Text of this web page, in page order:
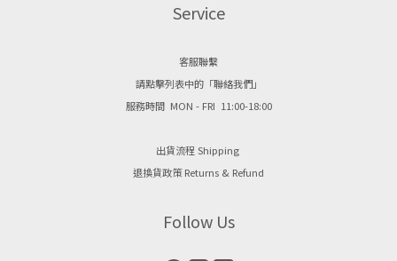
Service
客服聯繫
請點擊列表中的「聯絡我們」
服務時間 MON - FRI 11:00-18:00
出貨流程 Shipping
退換貨政策 Returns & Refund
Follow Us